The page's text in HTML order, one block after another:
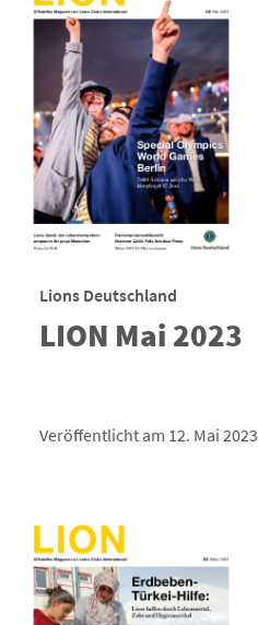
Lions Deutschland
LION Mai 2023
Veröffentlicht am 12. Mai 2023